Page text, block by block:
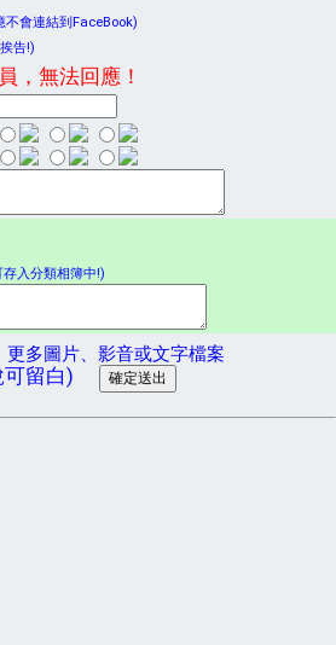
不會連結到FaceBook)
告!)
，無法回應！
存入分類相簿中!)
多圖片、影音或文字檔案
留白)